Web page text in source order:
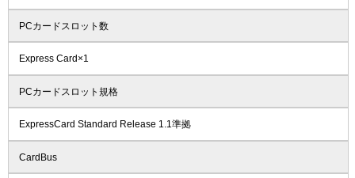
PCカードスロット数
Express Card×1
PCカードスロット規格
ExpressCard Standard Release 1.1準拠
CardBus